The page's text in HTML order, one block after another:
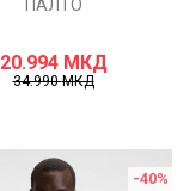
ПАЛТО
20.994 МКД
34.990МКД
-40%